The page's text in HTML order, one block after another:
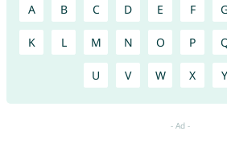
A B C D E F
K L M N O P
U V W X Y